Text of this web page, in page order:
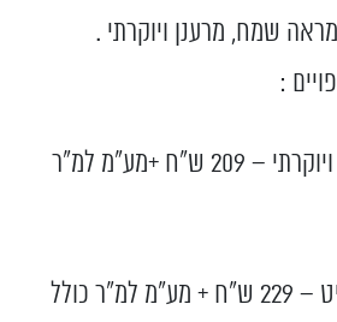
שמח, מרענן ויוקרתי .
טפט וייניל מחוספס ויוקרתי – 209 ש"ח +מע"מ למ"ר
טפט פרימיום-ויינוריט – 229 ש"ח + מע"מ למ"ר כולל